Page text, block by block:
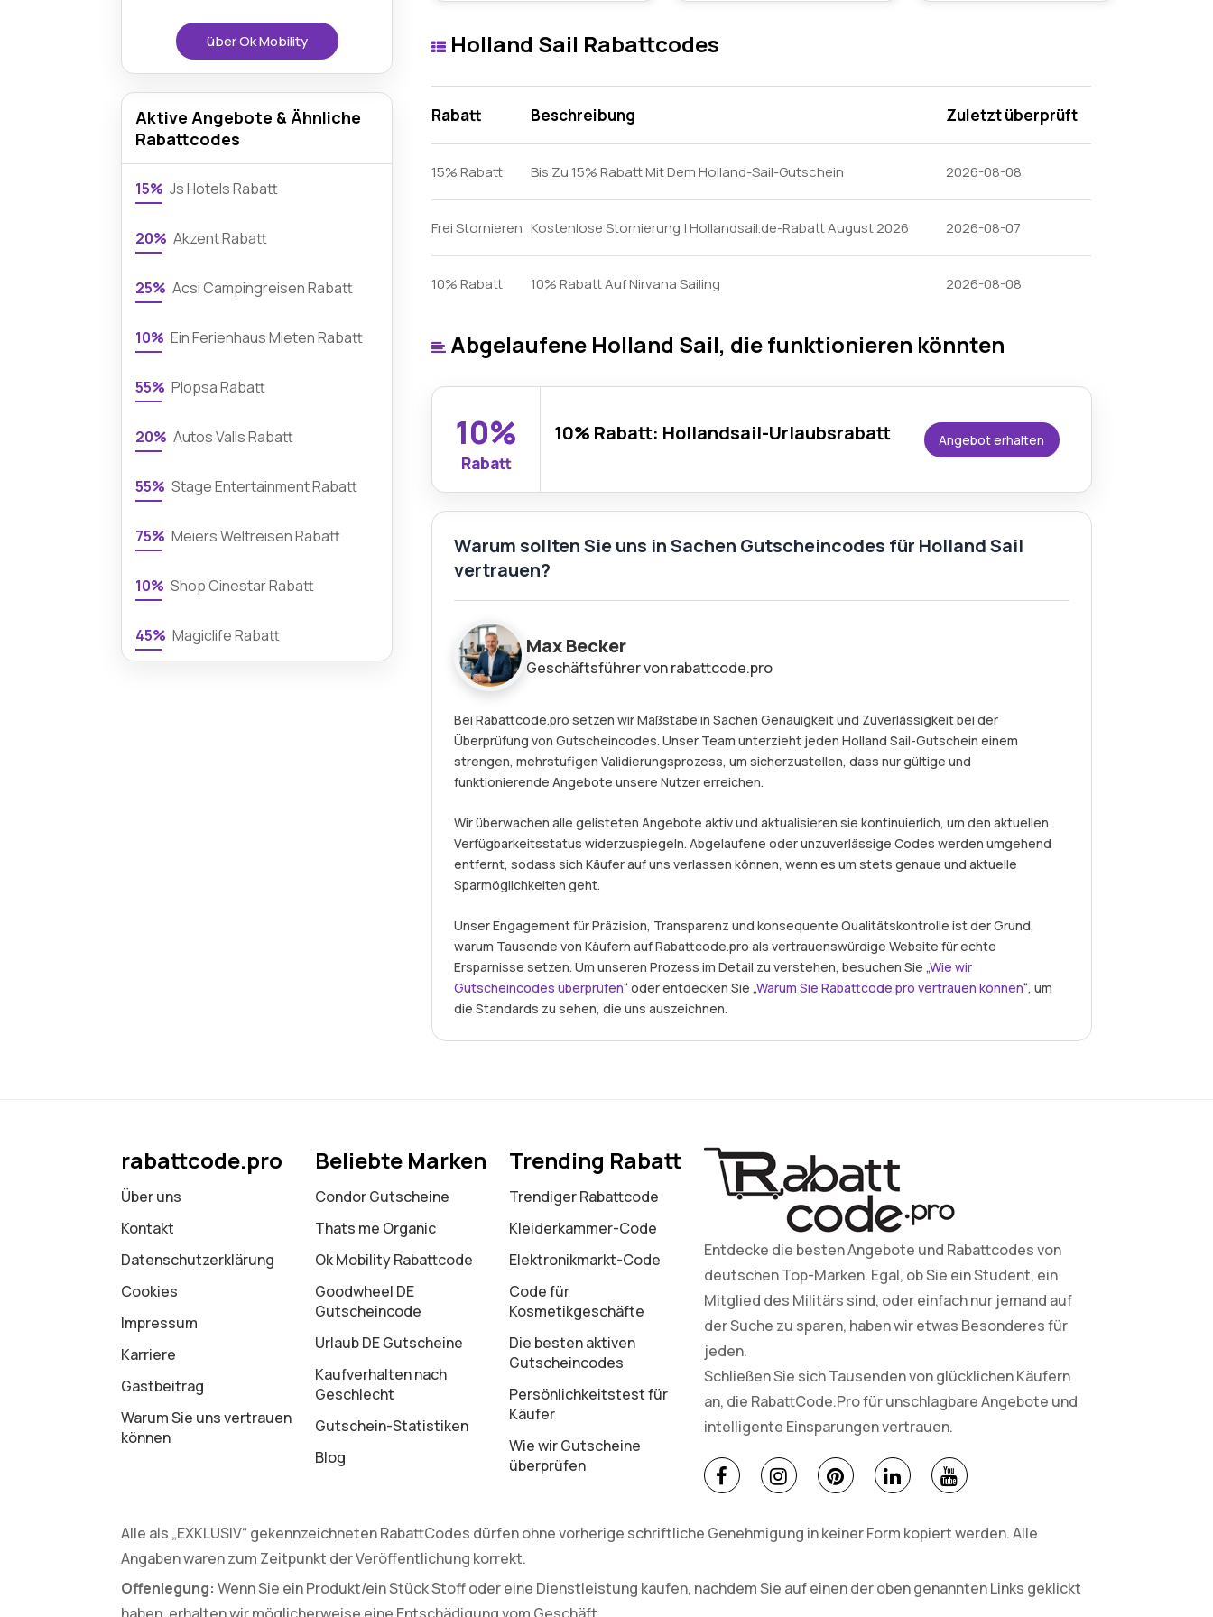
Holland Sail Rabattcodes
Rabatt Beschreibung Zuletzt überprüft
15% Rabatt Bis Zu 15% Rabatt Mit Dem Holland-Sail-Gutschein 2026-08-08
Frei Stornieren Kostenlose Stornierung | Hollandsail.de-Rabatt August 2026 2026-08-07
10% Rabatt 10% Rabatt Auf Nirvana Sailing 2026-08-08
Abgelaufene Holland Sail, die funktionieren könnten
10%
Rabatt
10% Rabatt: Hollandsail-Urlaubsrabatt Angebot erhalten
Warum sollten Sie uns in Sachen Gutscheincodes für Holland Sail
vertrauen?
Max Becker
Geschäftsführer von rabattcode.pro
Bei Rabattcode.pro setzen wir Maßstäbe in Sachen Genauigkeit und Zuverlässigkeit bei der
Überprüfung von Gutscheincodes. Unser Team unterzieht jeden Holland Sail-Gutschein einem
strengen, mehrstufigen Validierungsprozess, um sicherzustellen, dass nur gültige und
funktionierende Angebote unsere Nutzer erreichen.
Wir überwachen alle gelisteten Angebote aktiv und aktualisieren sie kontinuierlich, um den aktuellen
Verfügbarkeitsstatus widerzuspiegeln. Abgelaufene oder unzuverlässige Codes werden umgehend
entfernt, sodass sich Käufer auf uns verlassen können, wenn es um stets genaue und aktuelle
Sparmöglichkeiten geht.
Unser Engagement für Präzision, Transparenz und konsequente Qualitätskontrolle ist der Grund,
warum Tausende von Käufern auf Rabattcode.pro als vertrauenswürdige Website für echte
Ersparnisse setzen. Um unseren Prozess im Detail zu verstehen, besuchen Sie „Wie wir
Gutscheincodes überprüfen“ oder entdecken Sie „Warum Sie Rabattcode.pro vertrauen können“, um
die Standards zu sehen, die uns auszeichnen.
über Ok Mobility
Aktive Angebote & Ähnliche
Rabattcodes
15% Js Hotels Rabatt
20% Akzent Rabatt
25% Acsi Campingreisen Rabatt
10% Ein Ferienhaus Mieten Rabatt
55% Plopsa Rabatt
20% Autos Valls Rabatt
55% Stage Entertainment Rabatt
75% Meiers Weltreisen Rabatt
10% Shop Cinestar Rabatt
45% Magiclife Rabatt
rabattcode.pro
Über uns
Kontakt
Datenschutz­erklärung
Cookies
Impressum
Karriere
Gastbeitrag
Warum Sie uns vertrauen
können
Beliebte Marken
Condor Gutscheine
Thats me Organic
Ok Mobility Rabattcode
Goodwheel DE
Gutscheincode
Urlaub DE Gutscheine
Kaufverhalten nach
Geschlecht
Gutschein-Statistiken
Blog
Trending Rabatt
Trendiger Rabattcode
Kleiderkammer-Code
Elektronikmarkt-Code
Code für
Kosmetikgeschäfte
Die besten aktiven
Gutscheincodes
Persönlichkeitstest für
Käufer
Wie wir Gutscheine
überprüfen
Entdecke die besten Angebote und Rabattcodes von
deutschen Top-Marken. Egal, ob Sie ein Student, ein
Mitglied des Militärs sind, oder einfach nur jemand auf
der Suche zu sparen, haben wir etwas Besonderes für
jeden.
Schließen Sie sich Tausenden von glücklichen Käufern
an, die RabattCode.Pro für unschlagbare Angebote und
intelligente Einsparungen vertrauen.
Alle als „EXKLUSIV“ gekennzeichneten RabattCodes dürfen ohne vorherige schriftliche Genehmigung in keiner Form kopiert werden. Alle
Angaben waren zum Zeitpunkt der Veröffentlichung korrekt.
Offenlegung: Wenn Sie ein Produkt/ein Stück Stoff oder eine Dienstleistung kaufen, nachdem Sie auf einen der oben genannten Links geklickt